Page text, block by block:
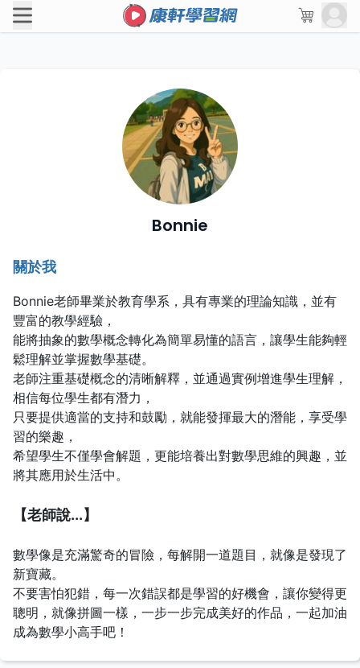
Bonnie
關於我
Bonnie老師畢業於教育學系，具有專業的理論知識，並有
豐富的教學經驗，
能將抽象的數學概念轉化為簡單易懂的語言，讓學生能夠輕
鬆理解並掌握數學基礎。
老師注重基礎概念的清晰解釋，並通過實例增進學生理解，
相信每位學生都有潛力，
只要提供適當的支持和鼓勵，就能發揮最大的潛能，享受學
習的樂趣，
希望學生不僅學會解題，更能培養出對數學思維的興趣，並
將其應用於生活中。
【老師說...】
數學像是充滿驚奇的冒險，每解開一道題目，就像是發現了
新寶藏。
不要害怕犯錯，每一次錯誤都是學習的好機會，讓你變得更
聰明，就像拼圖一樣，一步一步完成美好的作品，一起加油
成為數學小高手吧！